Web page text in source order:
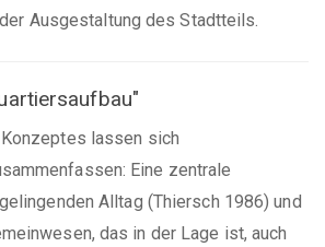
Ausgestaltung des Stadtteils.
lassen sich
Eine zentrale
Alltag (Thiersch 1986) und
das in der Lage ist, auch